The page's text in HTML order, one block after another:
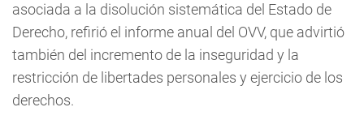
asociada a la disolución sistemática del Estado de
Derecho, refirió el informe anual del OVV, que advirtió
también del incremento de la inseguridad y la
restricción de libertades personales y ejercicio de los
derechos.